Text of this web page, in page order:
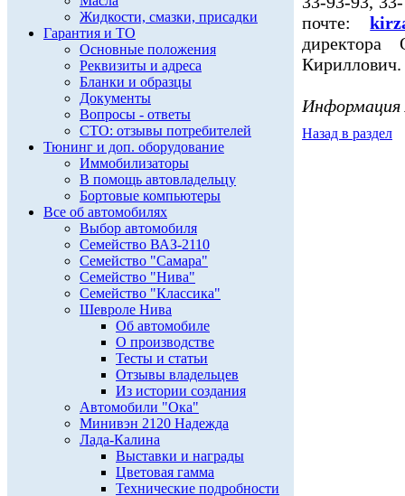
Жидкости, смазки, присадки
Гарантия и ТО
Основные положения
Реквизиты и адреса
Бланки и образцы
Документы
Вопросы - ответы
СТО: отзывы потребителей
Тюнинг и доп. оборудование
Иммобилизаторы
В помощь автовладельцу
Бортовые компьютеры
Все об автомобилях
Выбор автомобиля
Семейство ВАЗ-2110
Семейство "Самара"
Семейство "Нива"
Семейство "Классика"
Шевроле Нива
Об автомобиле
О производстве
Тесты и статьи
Отзывы владельцев
Из истории создания
Автомобили "Ока"
Минивэн 2120 Надежда
Лада-Калина
Выставки и награды
Цветовая гамма
Технические подробности
почте:
Кириллович.
Назад в раздел